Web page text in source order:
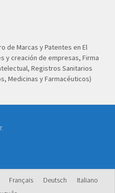
de Marcas y Patentes en El
y creación de empresas, Firma
Registros Sanitarios
Medicinas y Farmacéuticos)
Français Deutsch
Italiano